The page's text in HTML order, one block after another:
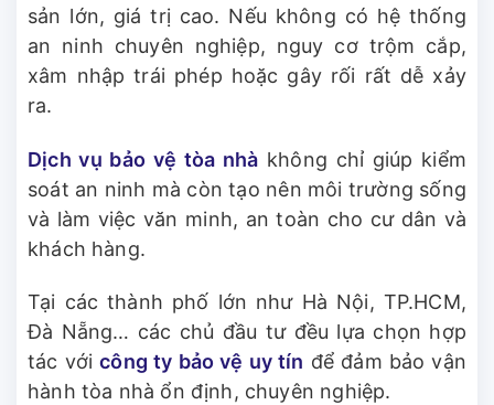
sản lớn, giá trị cao. Nếu không có hệ thống
an ninh chuyên nghiệp, nguy cơ trộm cắp,
xâm nhập trái phép hoặc gây rối rất dễ xảy
ra.
Dịch vụ bảo vệ tòa nhà không chỉ giúp kiểm
soát an ninh mà còn tạo nên môi trường sống
và làm việc văn minh, an toàn cho cư dân và
khách hàng.
Tại các thành phố lớn như Hà Nội, TP.HCM,
Đà Nẵng… các chủ đầu tư đều lựa chọn hợp
tác vớicông ty bảo vệ uy tín để đảm bảo vận
hành tòa nhà ổn định, chuyên nghiệp.